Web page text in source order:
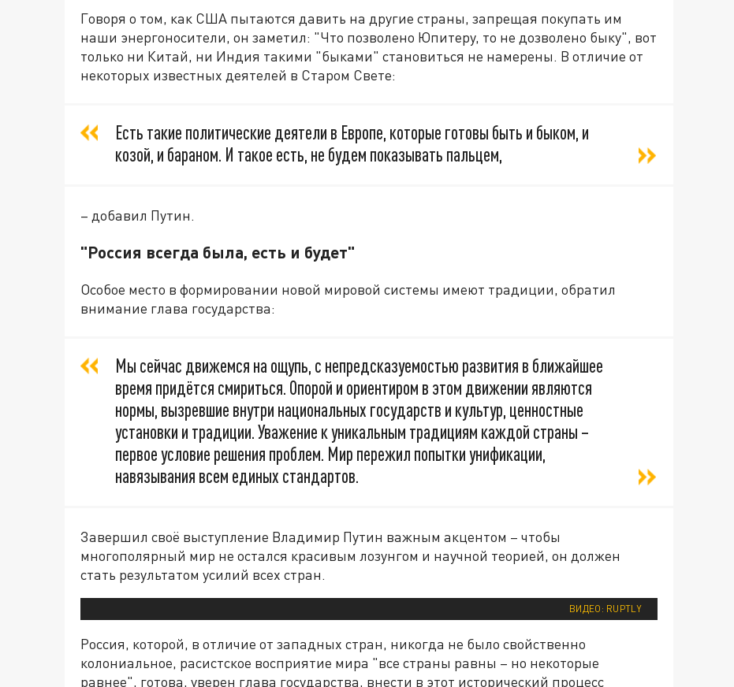
Говоря о том, как США пытаются давить на другие страны, запрещая покупать им
наши энергоносители, он заметил: "Что позволено Юпитеру, то не дозволено быку", вот
только ни Китай, ни Индия такими "быками" становиться не намерены. В отличие от
некоторых известных деятелей в Старом Свете:
Есть такие политические деятели в Европе, которые готовы быть и быком, и
козой, и бараном. И такое есть, не будем показывать пальцем,
– добавил Путин.
"Россия всегда была, есть и будет"
Особое место в формировании новой мировой системы имеют традиции, обратил
внимание глава государства:
Мы сейчас движемся на ощупь, с непредсказуемостью развития в ближайшее
время придётся смириться. Опорой и ориентиром в этом движении являются
нормы, вызревшие внутри национальных государств и культур, ценностные
установки и традиции. Уважение к уникальным традициям каждой страны –
первое условие решения проблем. Мир пережил попытки унификации,
навязывания всем единых стандартов.
Завершил своё выступление Владимир Путин важным акцентом – чтобы
многополярный мир не остался красивым лозунгом и научной теорией, он должен
стать результатом усилий всех стран.
ВИДЕО: RUPTLY
Россия, которой, в отличие от западных стран, никогда не было свойственно
колониальное, расистское восприятие мира "все страны равны – но некоторые
равнее", готова, уверен глава государства, внести в этот исторический процесс